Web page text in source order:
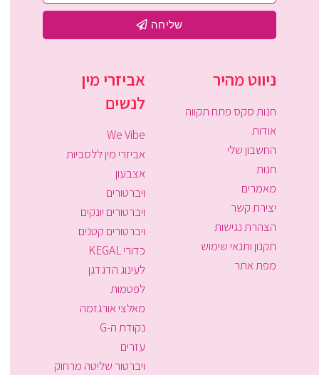
שליחה
ניווט מהיר
חנות סקס פתח תקווה
אודות
החשבון שלי
חנות
מאמרים
יצירת קשר
הצהרת נגישות
תקנון ותנאי שימוש
מפת אתר
אביזרי מין
לנשים
We Vibe
אביזרי מין ללסביות
אצבעון
ויברטורים
ויברטורים יונקים
ויברטורים קטנים
כדורי KEGAL
לעינוג הדגדגן
לפטמות
מאלצי אורגזמה
נקודת ה-G
עזרים
ויברטור שליטה מרחוק